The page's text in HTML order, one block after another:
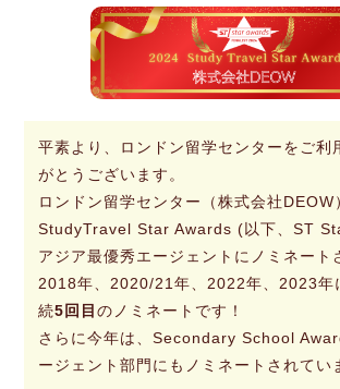
平素より、ロンドン留学センターをご利
がとうございます。
ロンドン留学センター（株式会社
StudyTravel Star Awards (以下、ST
アジア最優秀エージェントにノミネート
2018年、2020/21年、2022年、2023年
続5回目 のノミネートです！
さらに今年は、Secondary School
ージェント部門にもノミネートされてい